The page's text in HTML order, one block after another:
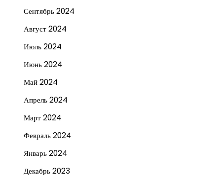
Сентябрь 2024
Август 2024
Июль 2024
Июнь 2024
Май 2024
Апрель 2024
Март 2024
Февраль 2024
Январь 2024
Декабрь 2023